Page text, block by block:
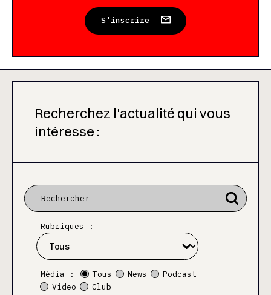
S'inscrire
Recherchez l'actualité qui vous
intéresse :
Rubriques :
Média : Tous News
Podcast
Video
Club